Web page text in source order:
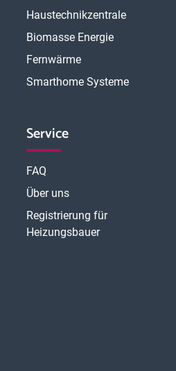
Haustechnikzentrale
Biomasse Energie
Fernwärme
Smarthome Systeme
Service
FAQ
Über uns
Registrierung für
Heizungsbauer